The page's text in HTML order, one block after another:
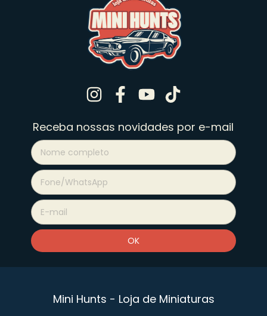
Receba nossas novidades por e-mail
Mini Hunts - Loja de Miniaturas